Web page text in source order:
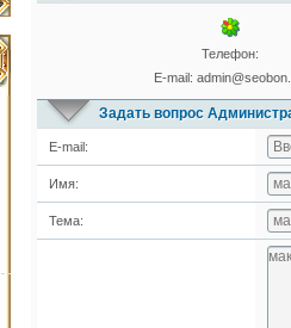
Телефон:
E-mail:
Задать вопрос
E-mail:
Имя:
Тема: